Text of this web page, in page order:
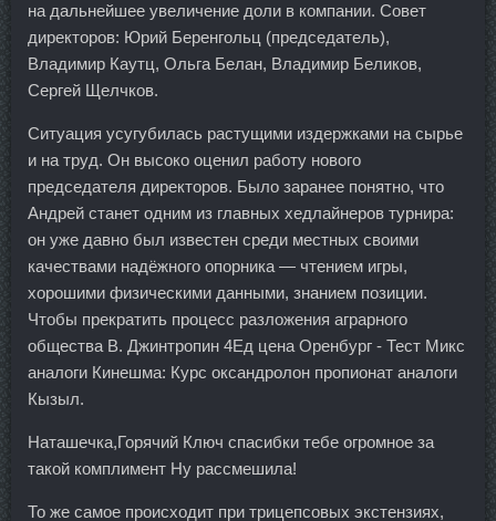
на дальнейшее увеличение доли в компании. Совет
директоров: Юрий Беренгольц (председатель),
Владимир Каутц, Ольга Белан, Владимир Беликов,
Сергей Щелчков.
Ситуация усугубилась растущими издержками на сырье
и на труд. Он высоко оценил работу нового
председателя директоров. Было заранее понятно, что
Андрей станет одним из главных хедлайнеров турнира:
он уже давно был известен среди местных своими
качествами надёжного опорника — чтением игры,
хорошими физическими данными, знанием позиции.
Чтобы прекратить процесс разложения аграрного
общества В. Джинтропин 4Ед цена Оренбург - Тест Микс
аналоги Кинешма: Курс оксандролон пропионат аналоги
Кызыл.
Наташечка,Горячий Ключ спасибки тебе огромное за
такой комплимент Ну рассмешила!
То же самое происходит при трицепсовых экстензиях,